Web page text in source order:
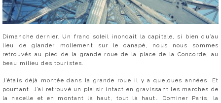
Dimanche dernier. Un franc soleil inondait la capitale, si bien qu’au
lieu de glander mollement sur le canapé, nous nous sommes
retrouvés au pied de la grande roue de la place de la Concorde, au
beau milieu des touristes.
J’étais déjà montée dans la grande roue il y a quelques années. Et
pourtant. J’ai retrouvé un plaisir intact en gravissant les marches de
la nacelle et en montant là haut, tout là haut… Dominer Paris, la